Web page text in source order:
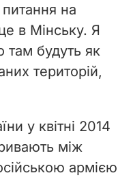
на
в Мінську. Я
там будуть як
територій,
у квітні 2014
між
армією